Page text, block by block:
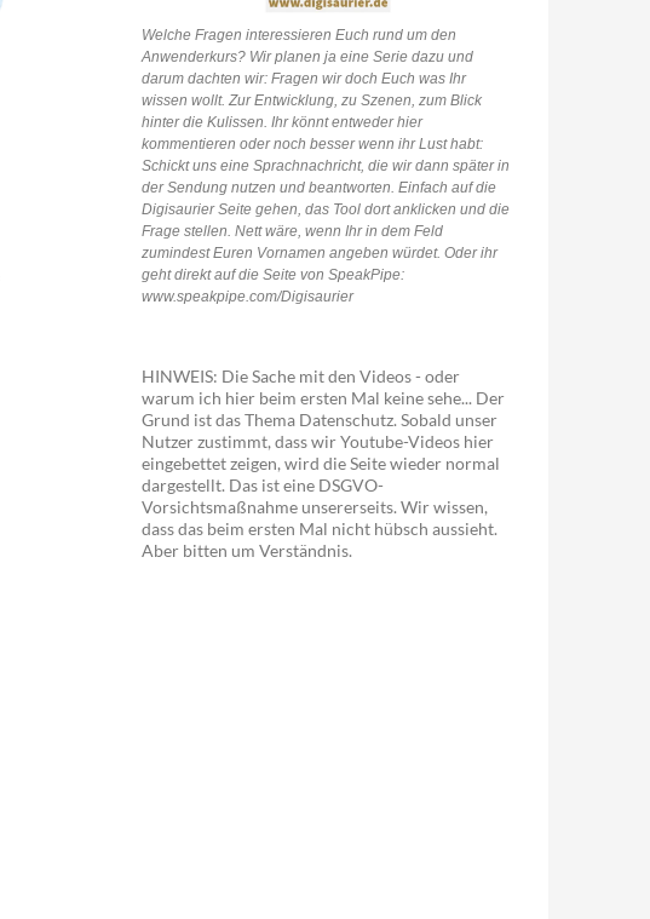
Welche Fragen interessieren Euch rund um den
Anwenderkurs? Wir planen ja eine Serie dazu und
darum dachten wir: Fragen wir doch Euch was Ihr
wissen wollt. Zur Entwicklung, zu Szenen, zum Blick
hinter die Kulissen. Ihr könnt entweder hier
kommentieren oder noch besser wenn ihr Lust habt:
Schickt uns eine Sprachnachricht, die wir dann später in
der Sendung nutzen und beantworten. Einfach auf die
Digisaurier Seite gehen, das Tool dort anklicken und die
Frage stellen. Nett wäre, wenn Ihr in dem Feld
zumindest Euren Vornamen angeben würdet. Oder ihr
geht direkt auf die Seite von SpeakPipe:
www.speakpipe.com/Digisaurier
HINWEIS: Die Sache mit den Videos - oder
warum ich hier beim ersten Mal keine sehe... Der
Grund ist das Thema Datenschutz. Sobald unser
Nutzer zustimmt, dass wir Youtube-Videos hier
eingebettet zeigen, wird die Seite wieder normal
dargestellt. Das ist eine DSGVO-
Vorsichtsmaßnahme unsererseits. Wir wissen,
dass das beim ersten Mal nicht hübsch aussieht.
Aber bitten um Verständnis.